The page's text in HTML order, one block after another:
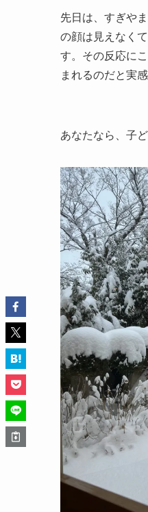
先日は、すぎや
の顔は見えなく
す。その反応に
まれるのだと実
あなたなら、子